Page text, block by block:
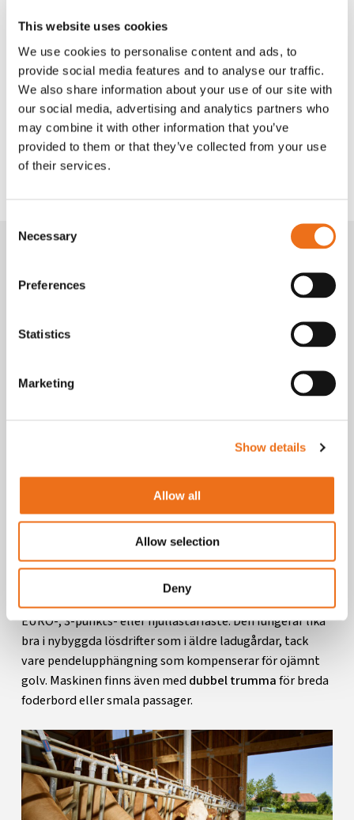
This website uses cookies
We use cookies to personalise content and ads, to
provide social media features and to analyse our traffic.
We also share information about your use of our site with
our social media, advertising and analytics partners who
may combine it with other information that you’ve
provided to them or that they’ve collected from your use
of their services.
Selection
Necessary
Preferences
Statistics
Marketing
Show details
Allow all
Allow selection
Deny
Bättre djurhälsa och högre lönsamhet
När fodret hålls fräscht och jämnt blandat under hela dagen
stimuleras foderintaget – särskilt bland lägre rankade djur.
Minskad sortering och förbättrad tillgänglighet skapar en
lugnare foderplats, förbättrar mjölk- eller köttproduktion
och bidrar till ökad fertilitet och bättre allmäntillstånd i
besättningen.
EN LÖSNING FÖR ALLA STALL
Fortuna finns i flera utföranden och kan enkelt monteras
på traktor, lastmaskin eller annan redskapsbärare via
EURO-, 3-punkts- eller hjullastarfäste. Den fungerar lika
bra i nybyggda lösdrifter som i äldre ladugårdar, tack
vare pendelupphängning som kompenserar för ojämnt
golv. Maskinen finns även meddubbel trummaför breda
foderbord eller smala passager.